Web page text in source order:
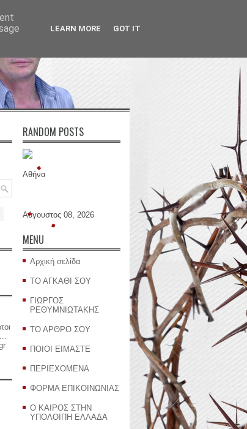
RANDOM POSTS
Αθήνα
Αύγουστος 08, 2026
MENU
Αρχική σελίδα
ΤΟ ΑΓΚΑΘΙ ΣΟΥ
ΓΙΩΡΓΟΣ
ΡΕΘΥΜΝΙΩΤΑΚΗΣ
ΤΟ ΑΡΘΡΟ ΣΟΥ
ΠΟΙΟΙ ΕΙΜΑΣΤΕ
ΠΕΡΙΕΧΟΜΕΝΑ
ΦΟΡΜΑ ΕΠΙΚΟΙΝΩΝΙΑΣ
Ο ΚΑΙΡΟΣ ΣΤΗΝ
ΥΠΟΛΟΙΠΗ ΕΛΛΑΔΑ
LEARN MORE GOT IT